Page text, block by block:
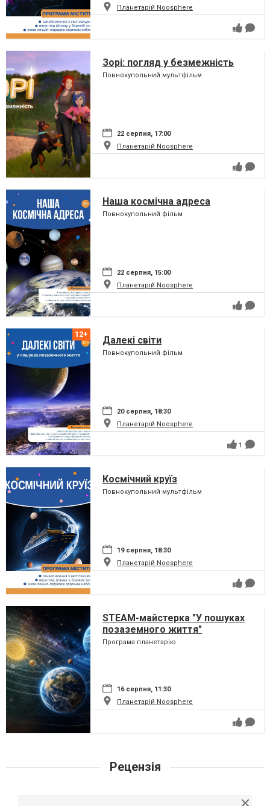
Планетарій Noosphere
Зорі: погляд у безмежність
Повнокупольний мультфільм
22 серпня, 17:00
Планетарій Noosphere
Наша космічна адреса
Повнокупольний фільм
22 серпня, 15:00
Планетарій Noosphere
Далекі світи
Повнокупольний фільм
20 серпня, 18:30
Планетарій Noosphere
1
Космічний круїз
Повнокупольний мультфільм
19 серпня, 18:30
Планетарій Noosphere
STEAM-майстерка "У пошуках
позаземного життя"
Програма планетарію
16 серпня, 11:30
Планетарій Noosphere
Рецензія